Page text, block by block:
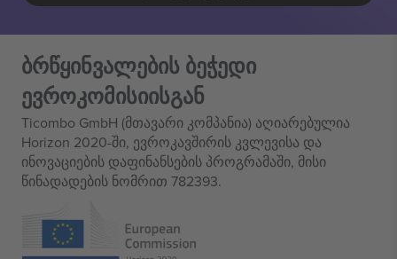
ბრწყინვალების ბეჭედი
ევროკომისიისგან
Ticombo GmbH (მთავარი კომპანია) აღიარებულია
Horizon 2020-ში, ევროკავშირის კვლევისა და
ინოვაციების დაფინანსების პროგრამაში, მისი
წინადადების ნომრით 782393.